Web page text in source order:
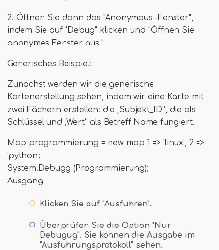
2. Öffnen Sie dann das "Anonymous -Fenster",
indem Sie auf "Debug" klicken und "Öffnen Sie
anonymes Fenster aus.".
Generisches Beispiel:
Zunächst werden wir die generische
Kartenerstellung sehen, indem wir eine Karte mit
zwei Fächern erstellen: die „Subjekt_ID“, die als
Schlüssel und „Wert“ als Betreff Name fungiert.
Map programmierung = new map 1 => 'linux', 2 =>
'python';
System.Debugg (Programmierung);
Ausgang:
Klicken Sie auf "Ausführen".
Überprüfen Sie die Option "Nur
Debugug". Sie können die Ausgabe im
"Ausführungsprotokoll" sehen.